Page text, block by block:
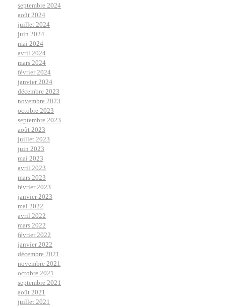
septembre 2024
août 2024
juillet 2024
juin 2024
mai 2024
avril 2024
mars 2024
février 2024
janvier 2024
décembre 2023
novembre 2023
octobre 2023
septembre 2023
août 2023
juillet 2023
juin 2023
mai 2023
avril 2023
mars 2023
février 2023
janvier 2023
mai 2022
avril 2022
mars 2022
février 2022
janvier 2022
décembre 2021
novembre 2021
octobre 2021
septembre 2021
août 2021
juillet 2021